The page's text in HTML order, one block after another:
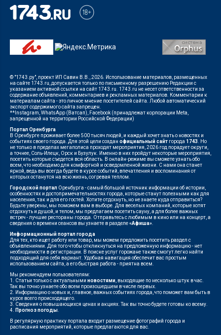
© "1743.ру", проект ИП Савин В.В., 2026. Использование материалов, размещенных
на сайте 1743.ru, допускается только по письменному разрешению Редакции с
указанием активной ссылки на сайт 1743.ru. 1743.ru не несет ответственности за
содержание объявлений, комментариев и рекламных материалов. Комментарии к
материалам сайта - это личное мнение посетителей сайта. Любой автоматический
экспорт содержимого сайта запрещен.
**Instagram, WhatsApp (Ватсап), Facebook (принадлежат корпорации Meta,
запрещенной на территории Российской Федерации)
Портал Оренбурга
В Оренбурге проживает более 500 тысяч людей, и каждый хочет знать о новостях и
событиях своего города. Для этой цели создан официальный сайт города 1743 . Но
не только в пределах мегаполиса проходят мероприятия, 2026 год порадует округи,
а точнее, Соль-Илецк, Орск и Бузулук. Именно в них пройдут некоторые мероприятия,
посетить которые съедется вся область. В онлайн-режиме вы сможете узнать обо
всем, что необходимо для комфортной и осведомленной жизни. С нами она станет
яркой, ведь вы всегда будете в курсе событий, впечатления и воспоминания от
которых останутся на всю жизнь, согревая теплом.
Городской портал Оренбурга - самый большой источник информации об истории,
особенностях и достопримечательностях города, которые станут полезными как для
населения, так и для его гостей. Хотите отдохнуть, но не знаете куда отправиться?
Будьте уверены, мы поможем вам в выборе. Для веселых компаний, которые хотят
отдохнуть и душой, и телом, мы предлагаем посетить сауну, а для более важных
встреч - лучшие рестораны города. Отправьтесь с любимым в кино или на концерт, а
сведения о времени сеансов вы узнаете в разделе«Афиша»
Информационный портал города
Для тех, кто ищет работу или товар, мы можем предложить посетить раздел с
объявлениями. Для того чтобы откликнуться на предложенную информацию - нет
необходимости в регистрации. В поиске услуг горожане также смогут легко найти
подходящий для себя вариант. Удобная навигация обеспечит вас простым
использованием сайта, а его быстрая работа - приятна всем.
Мы рекомендуем пользователям:
1. Статьи только с актуальными новостями , выходящие по несколько штук в час.
Так вы точно узнаете обо всем произошедшем в числе первых.
2. Информацию о новых и, главное, важных событиях города, что поможет вам быть в
курсе всего происходящего.
3. Сведения о повышающихся ценах и акциях. Так вы точно будете готовы ко всему.
4.
Прогноз погоды
В регулярную практику портала входит размещение фотографий города и
расписания мероприятий, которые предлагаются для вас.